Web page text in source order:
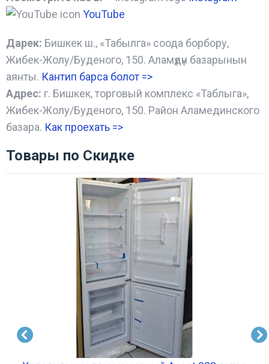
YouTube
Дарек: Бишкек ш., «Табылга» соода борбору,
Жибек-Жолу/Буденого, 150. Аламүдүн базарынын
аянты. Кантип барса болот =>
Адрес: г. Бишкек, торговый комплекс «Таблыга»,
Жибек-Жолу/Буденого, 150. Район Аламединского
базара. Как проехать =>
Товары по Скидке